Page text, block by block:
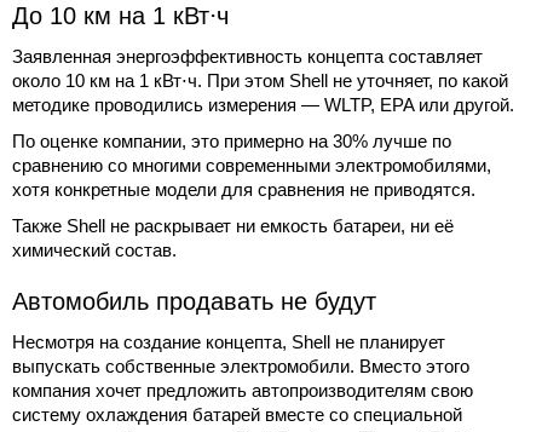
До 10 км на 1 кВт⋅ч
Заявленная энергоэффективность концепта составляет
около 10 км на 1 кВт⋅ч. При этом Shell не уточняет, по какой
методике проводились измерения — WLTP, EPA или другой.
По оценке компании, это примерно на 30% лучше по
сравнению со многими современными электромобилями,
хотя конкретные модели для сравнения не приводятся.
Также Shell не раскрывает ни емкость батареи, ни её
химический состав.
Автомобиль продавать не будут
Несмотря на создание концепта, Shell не планирует
выпускать собственные электромобили. Вместо этого
компания хочет предложить автопроизводителям свою
систему охлаждения батарей вместе со специальной